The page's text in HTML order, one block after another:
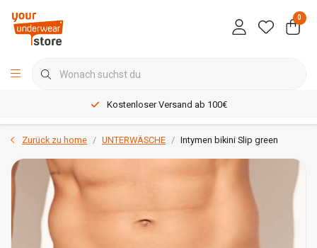
0
Kostenloser Versand ab 100€
Zurück zu home UNTERWÄSCHE Intymen bikini Slip green